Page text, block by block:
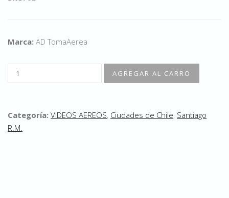
Marca: AD TomaAerea
Categoría: VIDEOS AEREOS, Ciudades de Chile, Santiago
R.M.